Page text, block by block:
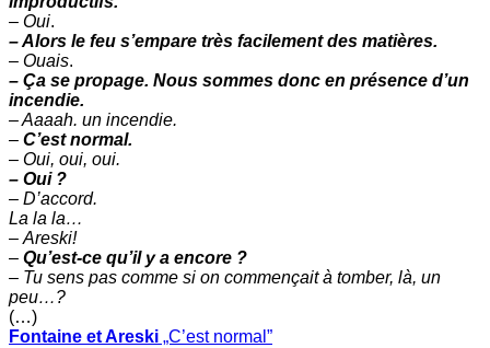
– Oui.
– Alors le feu s’empare très facilement des matières.
– Ouais.
– Ça se propage. Nous sommes donc en présence d’un
incendie.
– Aaaah. un incendie.
– C’est normal.
– Oui, oui, oui.
– Oui ?
– D’accord.
La la la…
– Areski!
– Qu’est-ce qu’il y a encore ?
– Tu sens pas comme si on commençait à tomber, là, un
peu…?
(…)
Fontaine et Areski „C’est normal”